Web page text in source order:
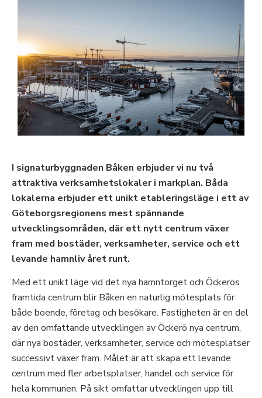
I signaturbyggnaden Båken erbjuder vi nu två
attraktiva verksamhetslokaler i markplan. Båda
lokalerna erbjuder ett unikt etableringsläge i ett av
Göteborgsregionens mest spännande
utvecklingsområden, där ett nytt centrum växer
fram med bostäder, verksamheter, service och ett
levande hamnliv året runt.
Med ett unikt läge vid det nya hamntorget och Öckerös
framtida centrum blir Båken en naturlig mötesplats för
både boende, företag och besökare. Fastigheten är en del
av den omfattande utvecklingen av Öckerö nya centrum,
där nya bostäder, verksamheter, service och mötesplatser
successivt växer fram. Målet är att skapa ett levande
centrum med fler arbetsplatser, handel och service för
hela kommunen. På sikt omfattar utvecklingen upp till